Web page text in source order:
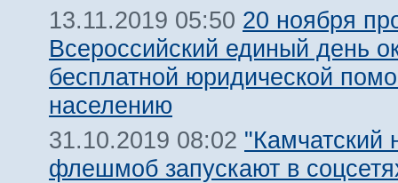
13.11.2019 05:50 20 ноября
Всероссийский единый день
бесплатной юридической
населению
31.10.2019 08:02 "Камчатский
флешмоб запускают в